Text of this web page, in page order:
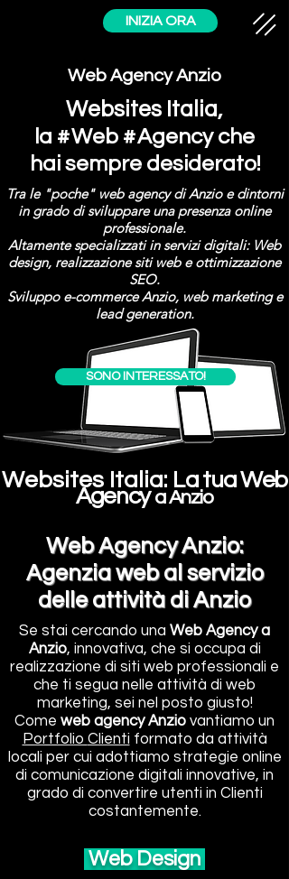
INIZIA ORA
Web Agency Anzio
Websites Italia,
la #Web #Agency che
hai sempre desiderato!
Tra le "poche" web agency di Anzio e dintorni
in grado di sviluppare una presenza online
professionale.
Altamente specializzati in servizi digitali: Web
design, realizzazione siti web e ottimizzazione
SEO.
Sviluppo e-commerce Anzio, web marketing e
lead generation.
SONO INTERESSATO!
Websites Italia: La tua Web
Agencya Anzio
Web Agency Anzio:
Agenzia web al servizio
delle attività di Anzio
Se stai cercando una Web Agency a
Anzio, innovativa, che si occupa di
realizzazione di siti web professionali e
che ti segua nelle attività di web
marketing, sei nel posto giusto!
Come web agency Anzio vantiamo un
Portfolio Clienti formato da attività
locali per cui adottiamo strategie online
di comunicazione digitali innovative, in
grado di convertire utenti in Clienti
costantemente.
Web Design